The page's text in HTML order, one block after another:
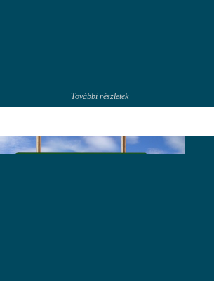
További részletek